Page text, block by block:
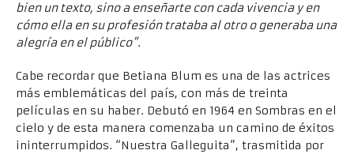
bien un texto, sino a enseñarte con cada vivencia y en
cómo ella en su profesión trataba al otro o generaba una
alegría en el público”.
Cabe recordar que Betiana Blum es una de las actrices
más emblemáticas del país, con más de treinta
películas en su haber. Debutó en 1964 en Sombras en el
cielo y de esta manera comenzaba un camino de éxitos
ininterrumpidos. “Nuestra Galleguita”, trasmitida por